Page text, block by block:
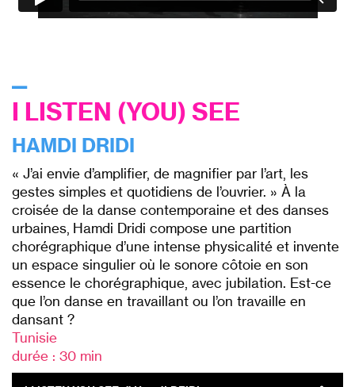
I LISTEN (YOU) SEE
HAMDI DRIDI
« J’ai envie d’amplifier, de magnifier par l’art, les
gestes simples et quotidiens de l’ouvrier. » À la
croisée de la danse contemporaine et des danses
urbaines, Hamdi Dridi compose une partition
chorégraphique d’une intense physicalité et invente
un espace singulier où le sonore côtoie en son
essence le chorégraphique, avec jubilation. Est-ce
que l’on danse en travaillant ou l’on travaille en
dansant ?
Tunisie
durée : 30 min